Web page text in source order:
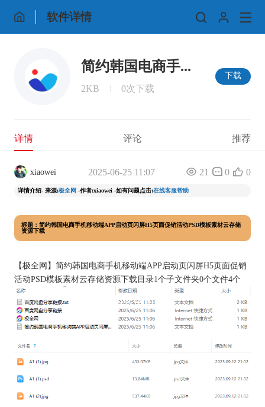
软件详情
简约韩国电商手...
2KB 0次下载
下载
详情 评论 推荐
xiaowei 2025-06-25 11:07 21 0 0
详情介绍- 来源:极全网 -作者:xiaowei -如有问题点击:在线客服帮助
标题：简约韩国电商手机移动端APP启动页闪屏H5页面促销活动PSD模板素材云存储
资源下载
【极全网 】简约韩国电商手机移动端APP启动页闪屏H5页面促销
活动PSD模板素材云存储资源下载目录1个子文件夹0个文件4个